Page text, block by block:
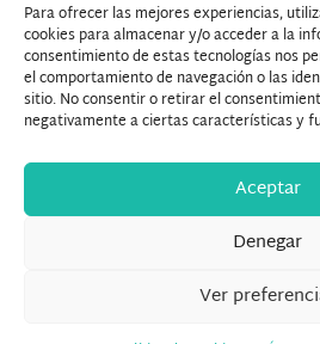
Para ofrecer las mejores experiencias,
cookies para almacenar y/o acceder a la
consentimiento de estas tecnologías nos
el comportamiento de navegación o las
sitio. No consentir o retirar el
negativamente a ciertas características y
Aceptar
Denegar
Ver
Descarga Dossier Banzai
Descarga imagenes Plató (.zip)
¿Quieres trabajar con nosotros?